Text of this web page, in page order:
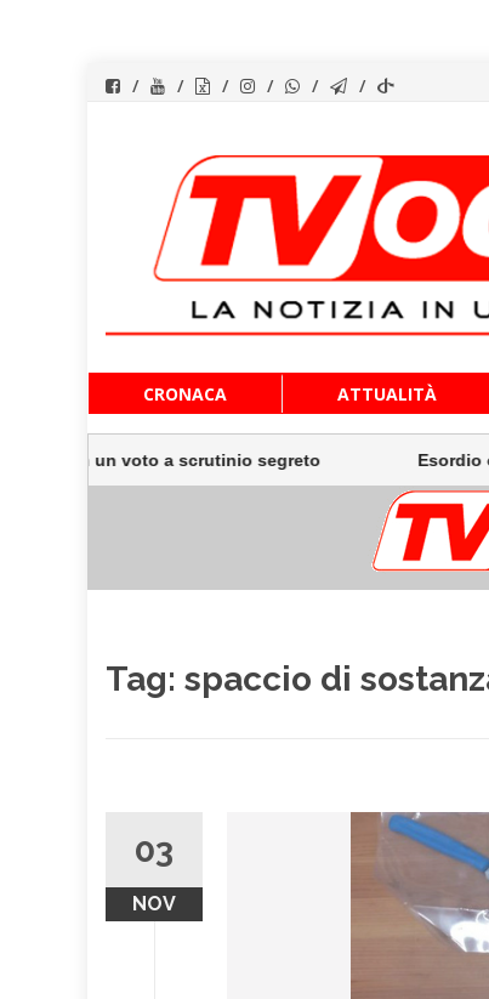
al
contenuto
CRONACA ATTUALITÀ
voto a scrutinio segreto Esordio ok per
Tag: spaccio di
03
NOV